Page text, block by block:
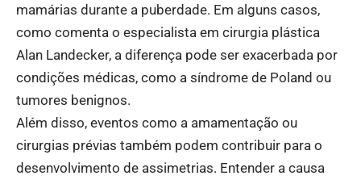
mamárias durante a puberdade. Em alguns casos,
como comenta o especialista em cirurgia plástica
Alan Landecker, a diferença pode ser exacerbada por
condições médicas, como a síndrome de Poland ou
tumores benignos.
Além disso, eventos como a amamentação ou
cirurgias prévias também podem contribuir para o
desenvolvimento de assimetrias. Entender a causa